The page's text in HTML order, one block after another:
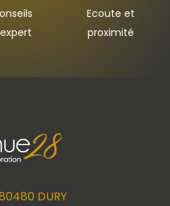
Ecoute et
proximité
DURY